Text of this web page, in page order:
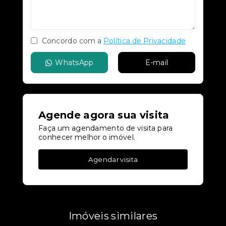
Concordo com a Política de Privacidade
WhatsApp E-mail
Agende agora sua visita
Faça um agendamento de visita para
conhecer melhor o imóvel.
Agendar visita
Imóveis similares